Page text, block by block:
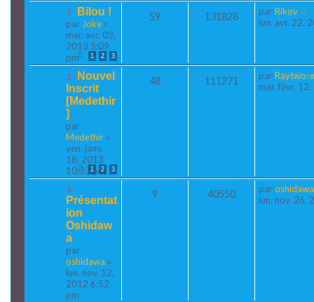
Bilou !
parJoke »
mer. avr. 03,
2013 5:09
pm
1 2 3
59 131828 parRikov
lun. avr. 22,
Nouvel
Inscrit
[Medethir
]
par
Medethir »
ven. janv.
18, 2013
10:33 pm
1 2 3
48 111271 parRaytwo-x
mar. févr.
Présentat
ion
Oshidaw
a
par
oshidawa »
lun. nov. 12,
2012 6:52
pm
9 40550 paroshidawa
lun. nov. 26,